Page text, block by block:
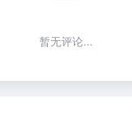
暂无评论...